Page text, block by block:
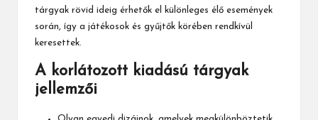
tárgyak rövid ideig érhetők el különleges élő események
során, így a játékosok és gyűjtők körében rendkívül
keresettek.
A korlátozott kiadású tárgyak
jellemzői